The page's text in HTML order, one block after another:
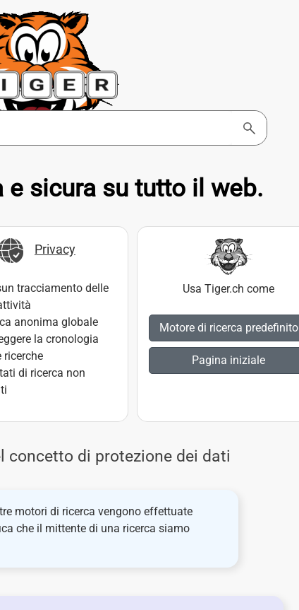
e sicura su tutto il web.
Privacy
tracciamento delle
anonima globale
la cronologia
ricerche
di ricerca non
Usa Tiger.ch come
Motore di ricerca predefinito
Pagina iniziale
concetto di protezione dei dati
motori di ricerca vengono effettuate
che il mittente di una ricerca siamo